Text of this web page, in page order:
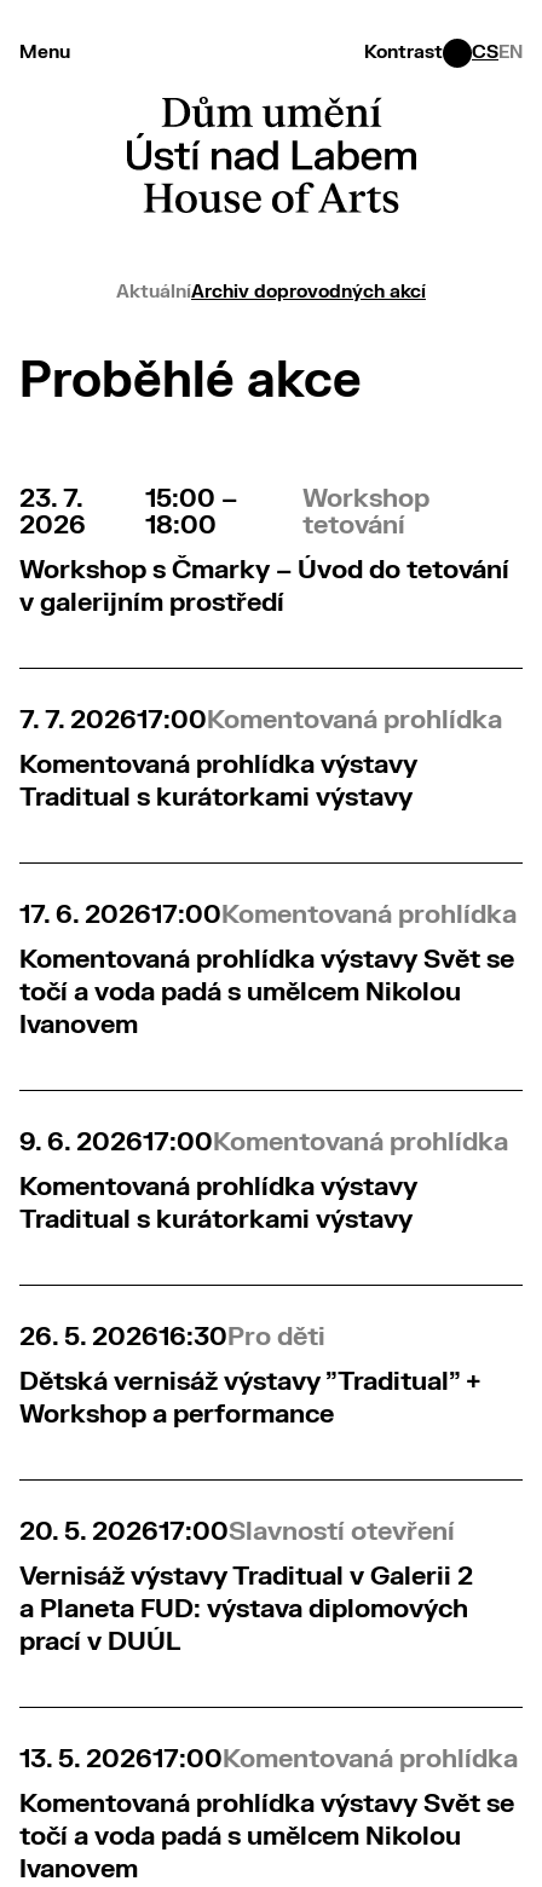
Menu Kontrast CSEN
AktuálníArchiv doprovodných akcí
Proběhlé akce
23. 7.
2026
15:00 –
18:00
Workshop
tetování
Workshop s Čmarky – Úvod do tetování
v galerijním prostředí
7. 7. 202617:00Komentovaná prohlídka
Komentovaná prohlídka výstavy
Traditual s kurátorkami výstavy
17. 6. 202617:00Komentovaná prohlídka
Komentovaná prohlídka výstavy Svět se
točí a voda padá s umělcem Nikolou
Ivanovem
9. 6. 202617:00Komentovaná prohlídka
Komentovaná prohlídka výstavy
Traditual s kurátorkami výstavy
26. 5. 202616:30Pro děti
Dětská vernisáž výstavy "Traditual" +
Workshop a performance
20. 5. 202617:00Slavností otevření
Vernisáž výstavy Traditual v Galerii 2
a Planeta FUD: výstava diplomových
prací v DUÚL
13. 5. 202617:00Komentovaná prohlídka
Komentovaná prohlídka výstavy Svět se
točí a voda padá s umělcem Nikolou
Ivanovem